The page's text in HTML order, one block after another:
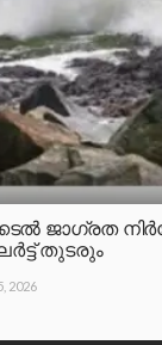
ജാഗ്രത
തുടരും
2026